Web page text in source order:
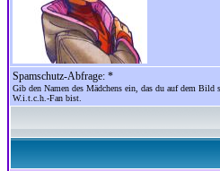
Spamschutz-Abfrage: *
Gib den Namen des Mädchens ein, das du auf dem
W.i.t.c.h.-Fan bist.